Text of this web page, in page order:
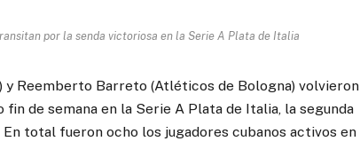
por la senda victoriosa en la Serie A Plata de Italia
y Reemberto Barreto (Atléticos de Bologna) volvieron
de semana en la Serie A Plata de Italia, la segunda
total fueron ocho los jugadores cubanos activos en